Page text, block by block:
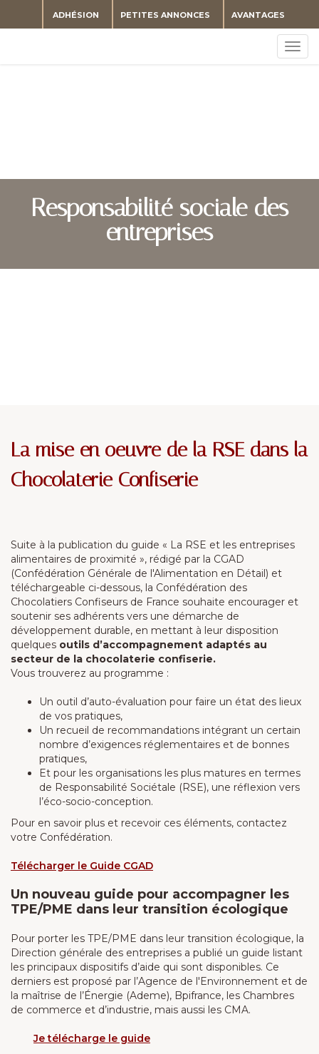
AVANTAGES
PETITES ANNONCES
ADHÉSION
Responsabilité sociale des
entreprises
La mise en oeuvre de la RSE dans la
Chocolaterie Confiserie
Suite à la publication du guide « La RSE et les entreprises
alimentaires de proximité », rédigé par la CGAD
(Confédération Générale de l'Alimentation en Détail) et
téléchargeable ci-dessous, la Confédération des
Chocolatiers Confiseurs de France souhaite encourager et
soutenir ses adhérents vers une démarche de
développement durable, en mettant à leur disposition
quelques outils d’accompagnement adaptés au
secteur de la chocolaterie confiserie.
Vous trouverez au programme :
Un outil d’auto-évaluation pour faire un état des lieux
de vos pratiques,
Un recueil de recommandations intégrant un certain
nombre d’exigences réglementaires et de bonnes
pratiques,
Et pour les organisations les plus matures en termes
de Responsabilité Sociétale (RSE), une réflexion vers
l’éco-socio-conception.
Pour en savoir plus et recevoir ces éléments, contactez
votre Confédération.
Télécharger le Guide CGAD
Un nouveau guide pour accompagner les
TPE/PME dans leur transition écologique
Pour porter les TPE/PME dans leur transition écologique, la
Direction générale des entreprises a publié un guide listant
les principaux dispositifs d’aide qui sont disponibles. Ce
derniers est proposé par l’Agence de l'Environnement et de
la maîtrise de l’Énergie (Ademe), Bpifrance, les Chambres
de commerce et d’industrie, mais aussi les CMA.
Je télécharge le guide